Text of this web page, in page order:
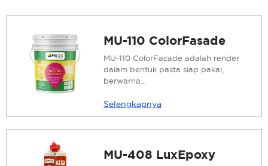
MU-110 ColorFasade
MU-110 ColorFacade adalah render
dalam bentuk pasta siap pakai,
berwarna...
Selengkapnya
MU-408 LuxEpoxy